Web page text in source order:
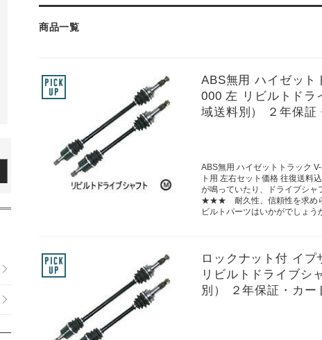
商品一覧
ABS無用 ハイゼット
000 左 リビルトドラ
域送料別） ２年保証
ABS無用 ハイゼットトラック
ト用 左右セット価格 往復送料
が鳴っていたり、ドライブシャ
★★★ 耐久性、信頼性を求めら
ビルトパーツはいかがでし
ロックナット付 イ
リビルトドライブシ
別） ２年保証・カー